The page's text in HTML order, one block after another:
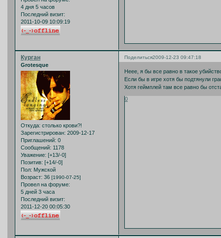
4 дня 5 часов
Последний визит:
2011-10-09 10:09:19
Поделиться2009-12-23 09:47:18
Курган
Grotesque
Откуда: столько крови?!
Зарегистрирован: 2009-12-17
Приглашений: 0
Сообщений: 1178
Уважение: [+13/-0]
Позитив: [+14/-0]
Пол: Мужской
Возраст: 36 [1990-07-25]
Провел на форуме:
5 дней 3 часа
Последний визит:
2011-12-20 00:05:30
Неее, я бы все равно в такое
Если бы в игре хотя бы подтянули
Хотя геймплей там все равно бы
0